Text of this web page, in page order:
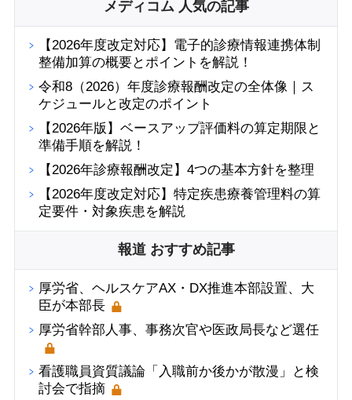
メディコム 人気の記事
【2026年度改定対応】電子的診療情報連携体制
整備加算の概要とポイントを解説！
令和8（2026）年度診療報酬改定の全体像｜ス
ケジュールと改定のポイント
【2026年版】ベースアップ評価料の算定期限と
準備手順を解説！
【2026年診療報酬改定】4つの基本方針を整理
【2026年度改定対応】特定疾患療養管理料の算
定要件・対象疾患を解説
報道 おすすめ記事
厚労省、ヘルスケアAX・DX推進本部設置、大
臣が本部長
厚労省幹部人事、事務次官や医政局長など選任
看護職員資質議論「入職前か後かが散漫」と検
討会で指摘